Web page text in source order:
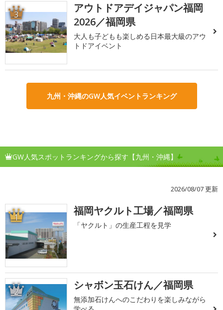
3
アウトドアデイジャパン福岡
2026／福岡県
大人も子どもも楽しめる日本最大級のアウ
トドアイベント
九州・沖縄のGW人気イベントランキング
GW人気スポットランキングから探す【九州・沖縄】
2026/08/07 更新
1 福岡ヤクルト工場／福岡県
「ヤクルト」の生産工程を見学
2 シャボン玉石けん／福岡県
無添加石けんへのこだわりを楽しみながら